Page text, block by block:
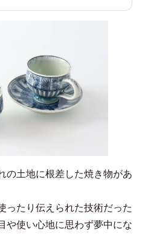
の土地に根差した焼き物があ
ったり伝えられた技術だった
や使い心地に思わず夢中にな